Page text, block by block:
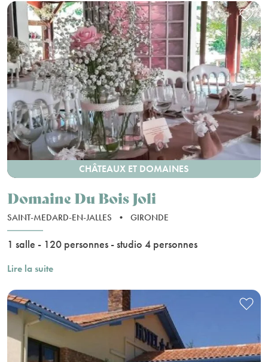
CHÂTEAUX ET DOMAINES
Domaine Du Bois Joli
SAINT-MEDARD-EN-JALLES • GIRONDE
1 salle - 120 personnes - studio 4 personnes
Lire la suite